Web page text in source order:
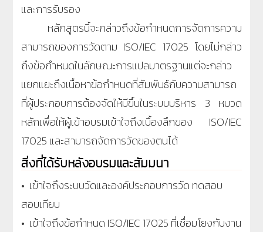
และการรับรอง
หลักสูตรนี้จะกล่าวถึงข้อกำหนดการจัดการความ
สามารถของการวัดตาม ISO/IEC 17025 โดยไม่กล่าว
ถึงข้อกำหนดในลักษณะการแปลมาตรฐานแต่จะกล่าว
แยกแยะถึงเนื้อหาข้อกำหนดที่สัมพันธ์กับความสามารถ
ที่ผู้ประกอบการต้องจัดให้มีขึ้นในระบบบริหาร 3 หมวด
หลักเพื่อให้ผู้เข้าอบรมเข้าใจถึงเบื้องลึกของ ISO/IEC
17025 และสามารถจัดการวัดของตนได้
สิ่งที่ได้รับหลังอบรมและสัมมนา
• เข้าใจถึงระบบวัดและองค์ประกอบการวัด ทดสอบ
สอบเทียบ
• เข้าใจถึงข้อกำหนด ISO/IEC 17025 ที่เชื่อมโยงกับงาน